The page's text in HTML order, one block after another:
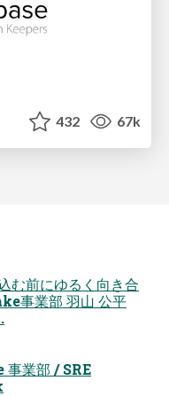
432 67k
む前にゆるく向き合
事業部 羽山 公平
事業部 / SRE